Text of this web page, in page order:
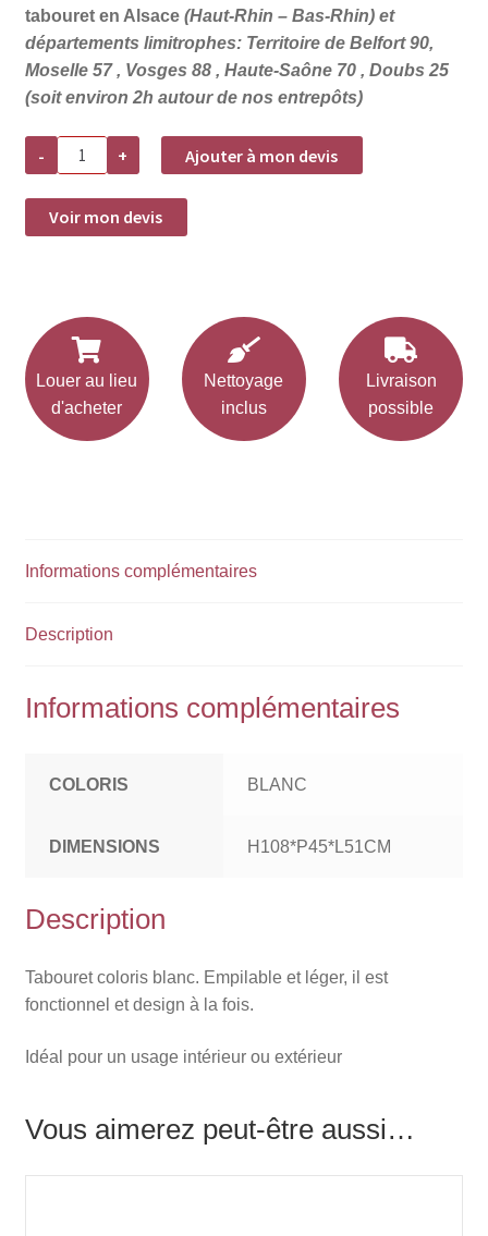
tabouret en Alsace (Haut-Rhin – Bas-Rhin) et
départements limitrophes: Territoire de Belfort 90,
Moselle 57 , Vosges 88 , Haute-Saône 70 , Doubs 25
(soit environ 2h autour de nos entrepôts)
-
quantité
Location
tabouret
Nova
+ Ajouter à mon devis
Voir mon devis
Louer au lieu
d'acheter
Nettoyage
inclus
Livraison
possible
Informations complémentaires
Description
Informations complémentaires
COLORIS BLANC
DIMENSIONS H108*P45*L51CM
Description
Tabouret coloris blanc. Empilable et léger, il est
fonctionnel et design à la fois.
Idéal pour un usage intérieur ou extérieur
Vous aimerez peut-être aussi…